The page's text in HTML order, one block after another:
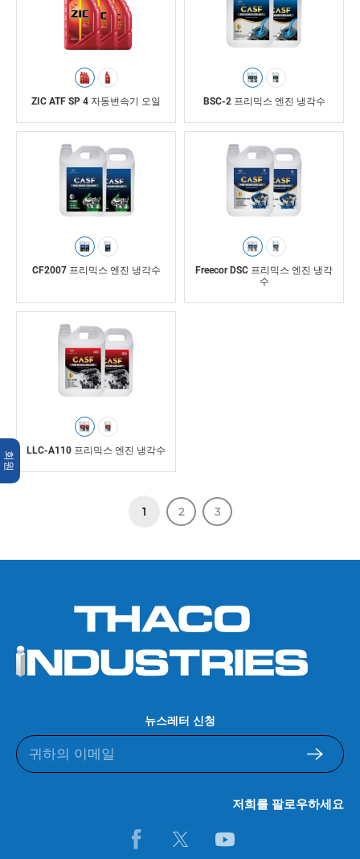
회원
ZIC ATF SP 4 자동변속기 오일 BSC-2 프리믹스 엔진 냉각수
CF2007 프리믹스 엔진 냉각수
Freecor DSC 프리믹스 엔진 냉각
수
LLC-A110 프리믹스 엔진 냉각수
1 2 3
뉴스레터 신청
저희를 팔로우하세요